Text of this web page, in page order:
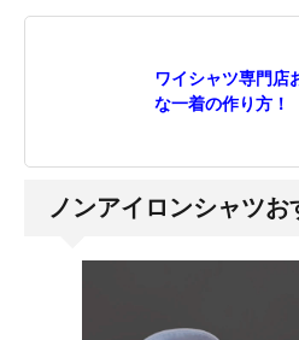
ワイシャツ専門店
な一着の作り方！
ノンアイロンシャツお